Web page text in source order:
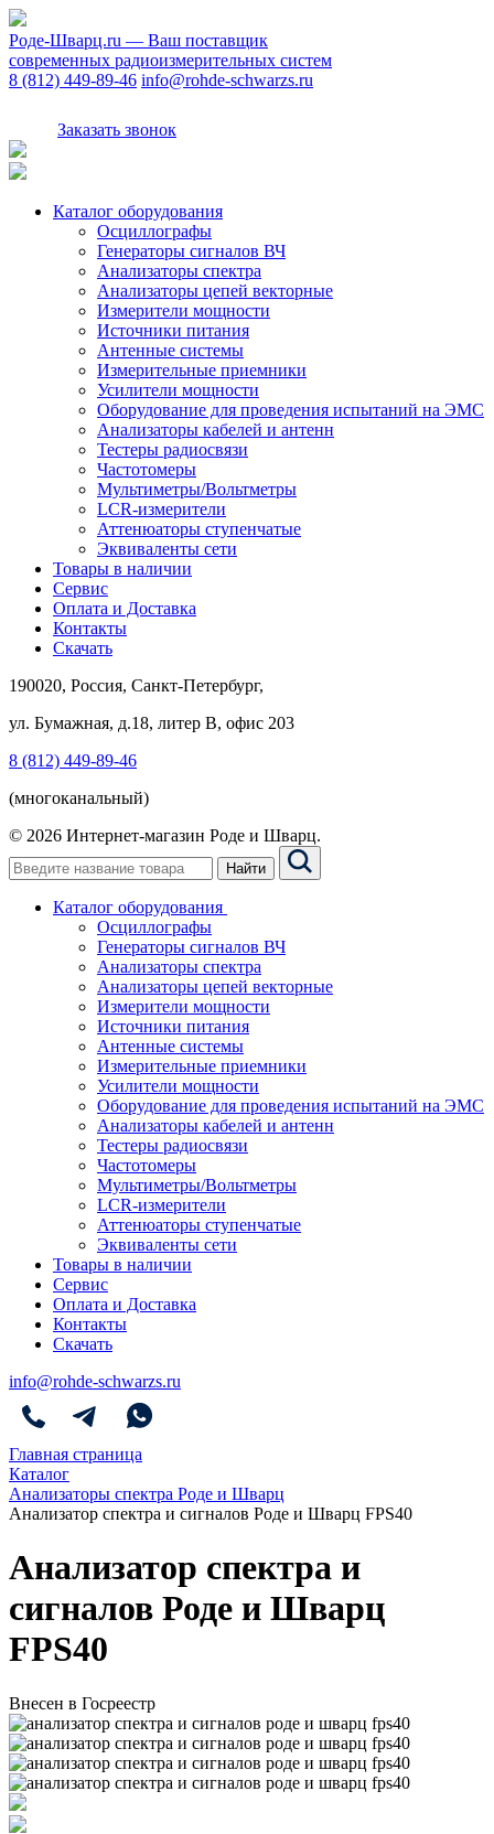
Роде-Шварц.ru — Ваш поставщик
современных радиоизмерительных систем
8 (812) 449-89-46 info@rohde-schwarzs.ru
Заказать звонок
Каталог оборудования
Осциллографы
Генераторы сигналов ВЧ
Анализаторы спектра
Анализаторы цепей векторные
Измерители мощности
Источники питания
Антенные системы
Измерительные приемники
Усилители мощности
Оборудование для проведения испытаний на ЭМС
Анализаторы кабелей и антенн
Тестеры радиосвязи
Частотомеры
Мультиметры/Вольтметры
LCR-измерители
Аттенюаторы ступенчатые
Эквиваленты сети
Товары в наличии
Сервис
Оплата и Доставка
Контакты
Скачать
190020, Россия, Санкт-Петербург,
ул. Бумажная, д.18, литер В, офис 203
8 (812) 449-89-46
(многоканальный)
© 2026 Интернет-магазин Роде и Шварц.
Найти
Каталог оборудования
Осциллографы
Генераторы сигналов ВЧ
Анализаторы спектра
Анализаторы цепей векторные
Измерители мощности
Источники питания
Антенные системы
Измерительные приемники
Усилители мощности
Оборудование для проведения испытаний на ЭМС
Анализаторы кабелей и антенн
Тестеры радиосвязи
Частотомеры
Мультиметры/Вольтметры
LCR-измерители
Аттенюаторы ступенчатые
Эквиваленты сети
Товары в наличии
Сервис
Оплата и Доставка
Контакты
Скачать
info@rohde-schwarzs.ru
Главная страница
Каталог
Анализаторы спектра Роде и Шварц
Анализатор спектра и сигналов Роде и Шварц FPS40
Анализатор спектра и
сигналов Роде и Шварц
FPS40
Внесен в Госреестр